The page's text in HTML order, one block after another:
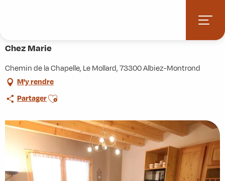
Chez Marie
Chemin de la Chapelle, Le Mollard, 73300 Albiez-Montrond
M'y rendre
PartagerAjouter aux favoris